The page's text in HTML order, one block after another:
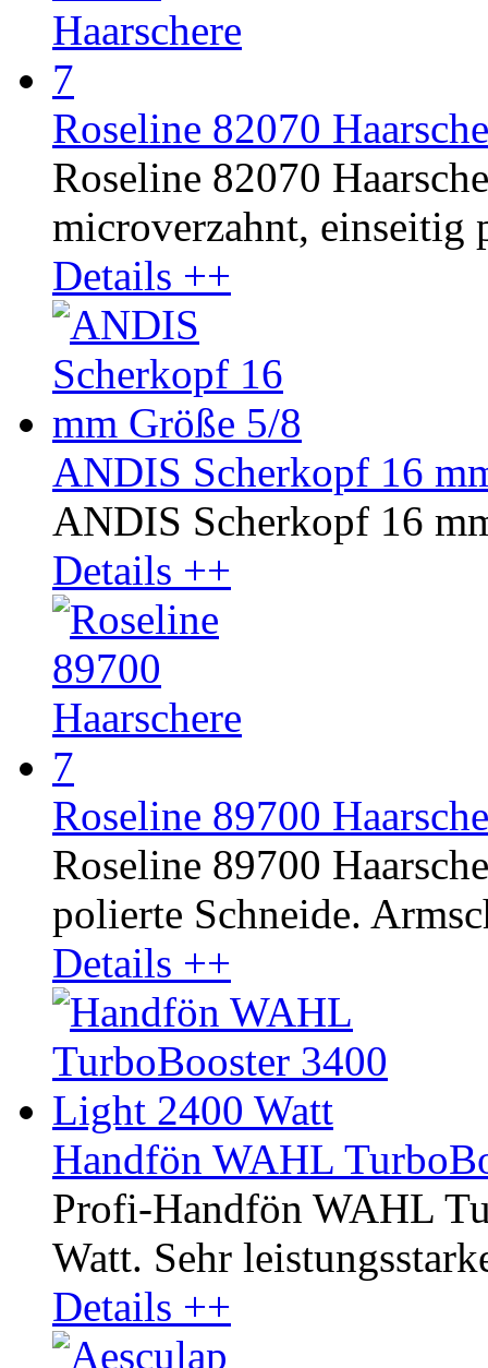
Roseline 82070
Roseline 82070
microverzahnt, einseitig
Details ++
ANDIS Scherkopf 16
ANDIS Scherkopf 16
Details ++
Roseline 89700
Roseline 89700
polierte Schneide.
Details ++
Handfön WAHL
Profi-Handfön WAHL
Watt. Sehr
Details ++